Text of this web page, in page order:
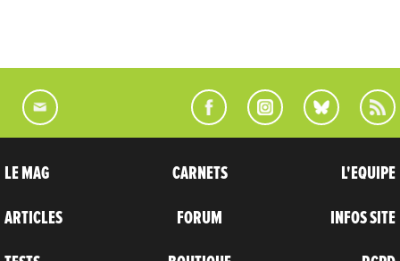
LE MAG
ARTICLES
CARNETS
FORUM
L'EQUIPE
INFOS SITE